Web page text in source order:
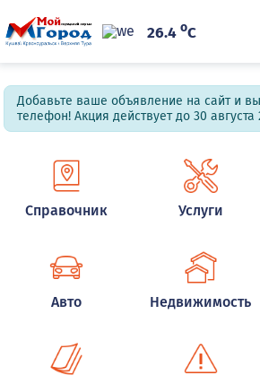
26.4oC
Добавьте ваше объявление на сайт и
телефон! Акция действует до 30 августа
Справочник Услуги
Авто Недвижимость